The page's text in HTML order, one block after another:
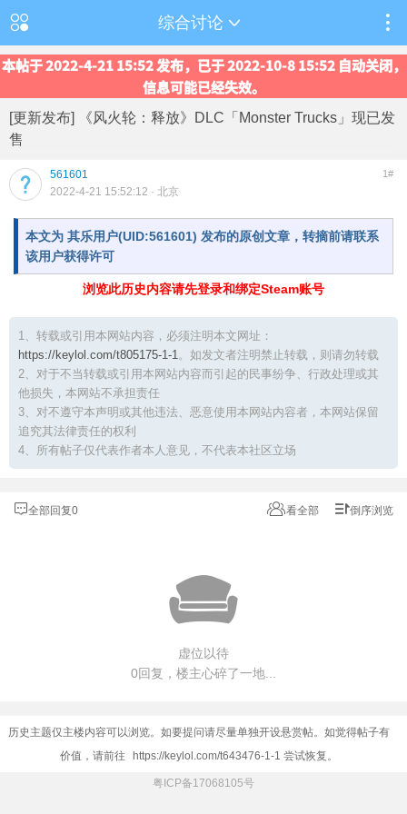
综合讨论
本帖于 2022-4-21 15:52 发布，已于 2022-10-8 15:52 自动关闭，
信息可能已经失效。
[更新发布] 《风火轮：释放》DLC「Monster Trucks」现已发
售
561601 1#
2022-4-21 15:52:12 · 北京
本文为 其乐用户(UID:561601) 发布的原创文章，转摘前请联系
该用户获得许可
浏览此历史内容请先登录和绑定Steam账号
1、转载或引用本网站内容，必须注明本文网址：
https://keylol.com/t805175-1-1。如发文者注明禁止转载，则请勿转载
2、对于不当转载或引用本网站内容而引起的民事纷争、行政处理或其
他损失，本网站不承担责任
3、对不遵守本声明或其他违法、恶意使用本网站内容者，本网站保留
追究其法律责任的权利
4、所有帖子仅代表作者本人意见，不代表本社区立场
全部回复0 看全部 倒序浏览
虚位以待
0回复，楼主心碎了一地...
历史主题仅主楼内容可以浏览。如要提问请尽量单独开设悬赏帖。如觉得帖子有
价值，请前往
https://keylol.com/t643476-1-1 尝试恢复。
粤ICP备17068105号